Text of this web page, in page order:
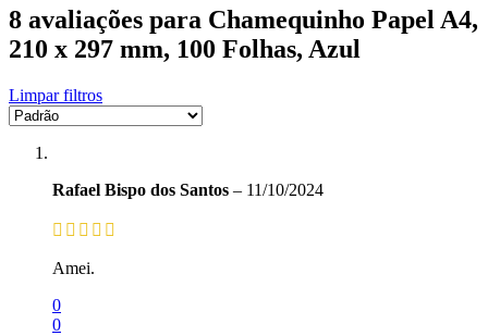
8 avaliações para Chamequinho Papel A4,
210 x 297 mm, 100 Folhas, Azul
Limpar filtros
Rafael Bispo dos Santos – 11/10/2024
Amei.
0
0